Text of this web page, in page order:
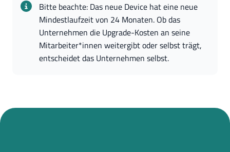
Bitte beachte: Das neue Device hat eine neue
Mindestlaufzeit von 24 Monaten. Ob das
Unternehmen die Upgrade-Kosten an seine
Mitarbeiter*innen weitergibt oder selbst trägt,
entscheidet das Unternehmen selbst.